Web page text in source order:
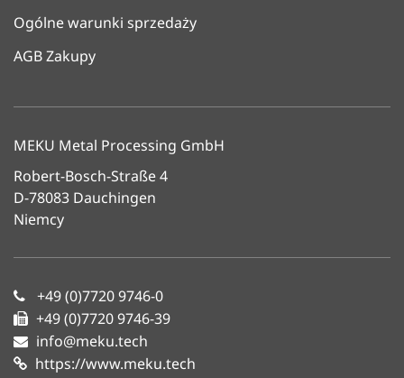
Ogólne warunki sprzedaży
AGB Zakupy
MEKU Metal Processing GmbH
Robert-Bosch-Straße 4
D-78083 Dauchingen
Niemcy
+49 (0)7720 9746-0
+49 (0)7720 9746-39
info@meku.tech
https://www.meku.tech